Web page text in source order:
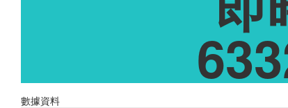
數據資料